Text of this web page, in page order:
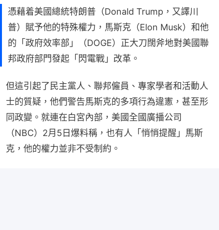
憑藉着美國總統特朗普（Donald Trump，又譯川
普）賦予他的特殊權力，馬斯克（Elon Musk）和他
的「政府效率部」（DOGE）正大刀闊斧地對美國聯
邦政府部門發起「閃電戰」改革。
但這引起了民主黨人、聯邦僱員、專家學者和活動人
士的質疑，他們警告馬斯克的多項行為違憲，甚至形
同政變。就連在白宮內部，美國全國廣播公司
（NBC）2月5日爆料稱，也有人「悄悄提醒」馬斯
克，他的權力並非不受制約。